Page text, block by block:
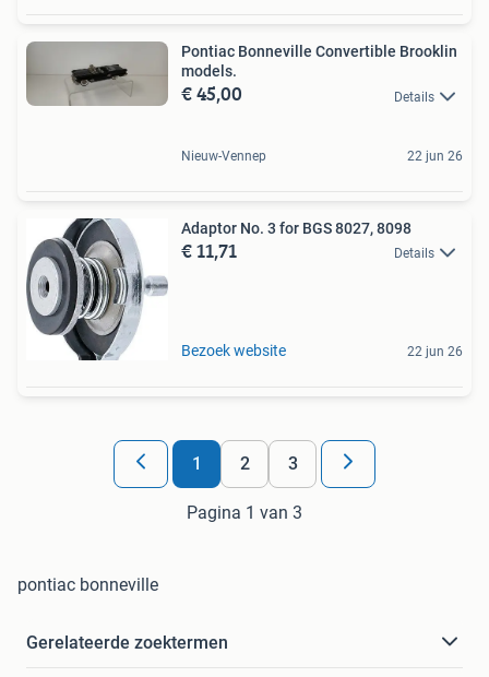
Pontiac Bonneville Convertible Brooklin
models.
€ 45,00 Details
Nieuw-Vennep 22 jun 26
Adaptor No. 3 for BGS 8027, 8098
€ 11,71 Details
Bezoek website 22 jun 26
1 2 3
Pagina 1 van 3
pontiac bonneville
Gerelateerde zoektermen